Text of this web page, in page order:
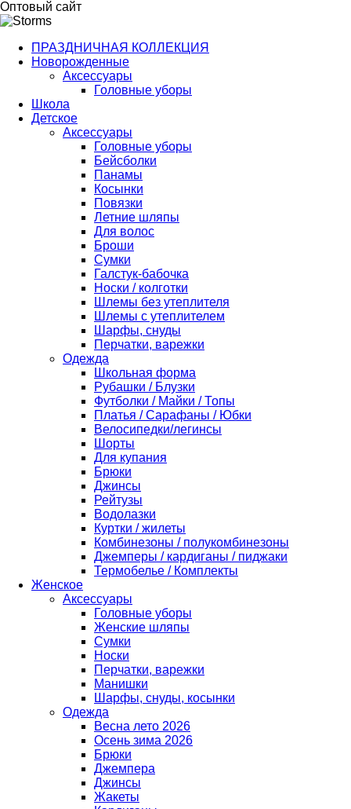
Оптовый сайт
ПРАЗДНИЧНАЯ КОЛЛЕКЦИЯ
Новорожденные
Аксессуары
Головные уборы
Школа
Детское
Аксессуары
Головные уборы
Бейсболки
Панамы
Косынки
Повязки
Летние шляпы
Для волос
Броши
Сумки
Галстук-бабочка
Носки / колготки
Шлемы без утеплителя
Шлемы с утеплителем
Шарфы, снуды
Перчатки, варежки
Одежда
Школьная форма
Рубашки / Блузки
Футболки / Майки / Топы
Платья / Сарафаны / Юбки
Велосипедки/легинсы
Шорты
Для купания
Брюки
Джинсы
Рейтузы
Водолазки
Куртки / жилеты
Комбинезоны / полукомбинезоны
Джемперы / кардиганы / пиджаки
Термобелье / Комплекты
Женское
Аксессуары
Головные уборы
Женские шляпы
Сумки
Носки
Перчатки, варежки
Манишки
Шарфы, снуды, косынки
Одежда
Весна лето 2026
Осень зима 2026
Брюки
Джемпера
Джинсы
Жакеты